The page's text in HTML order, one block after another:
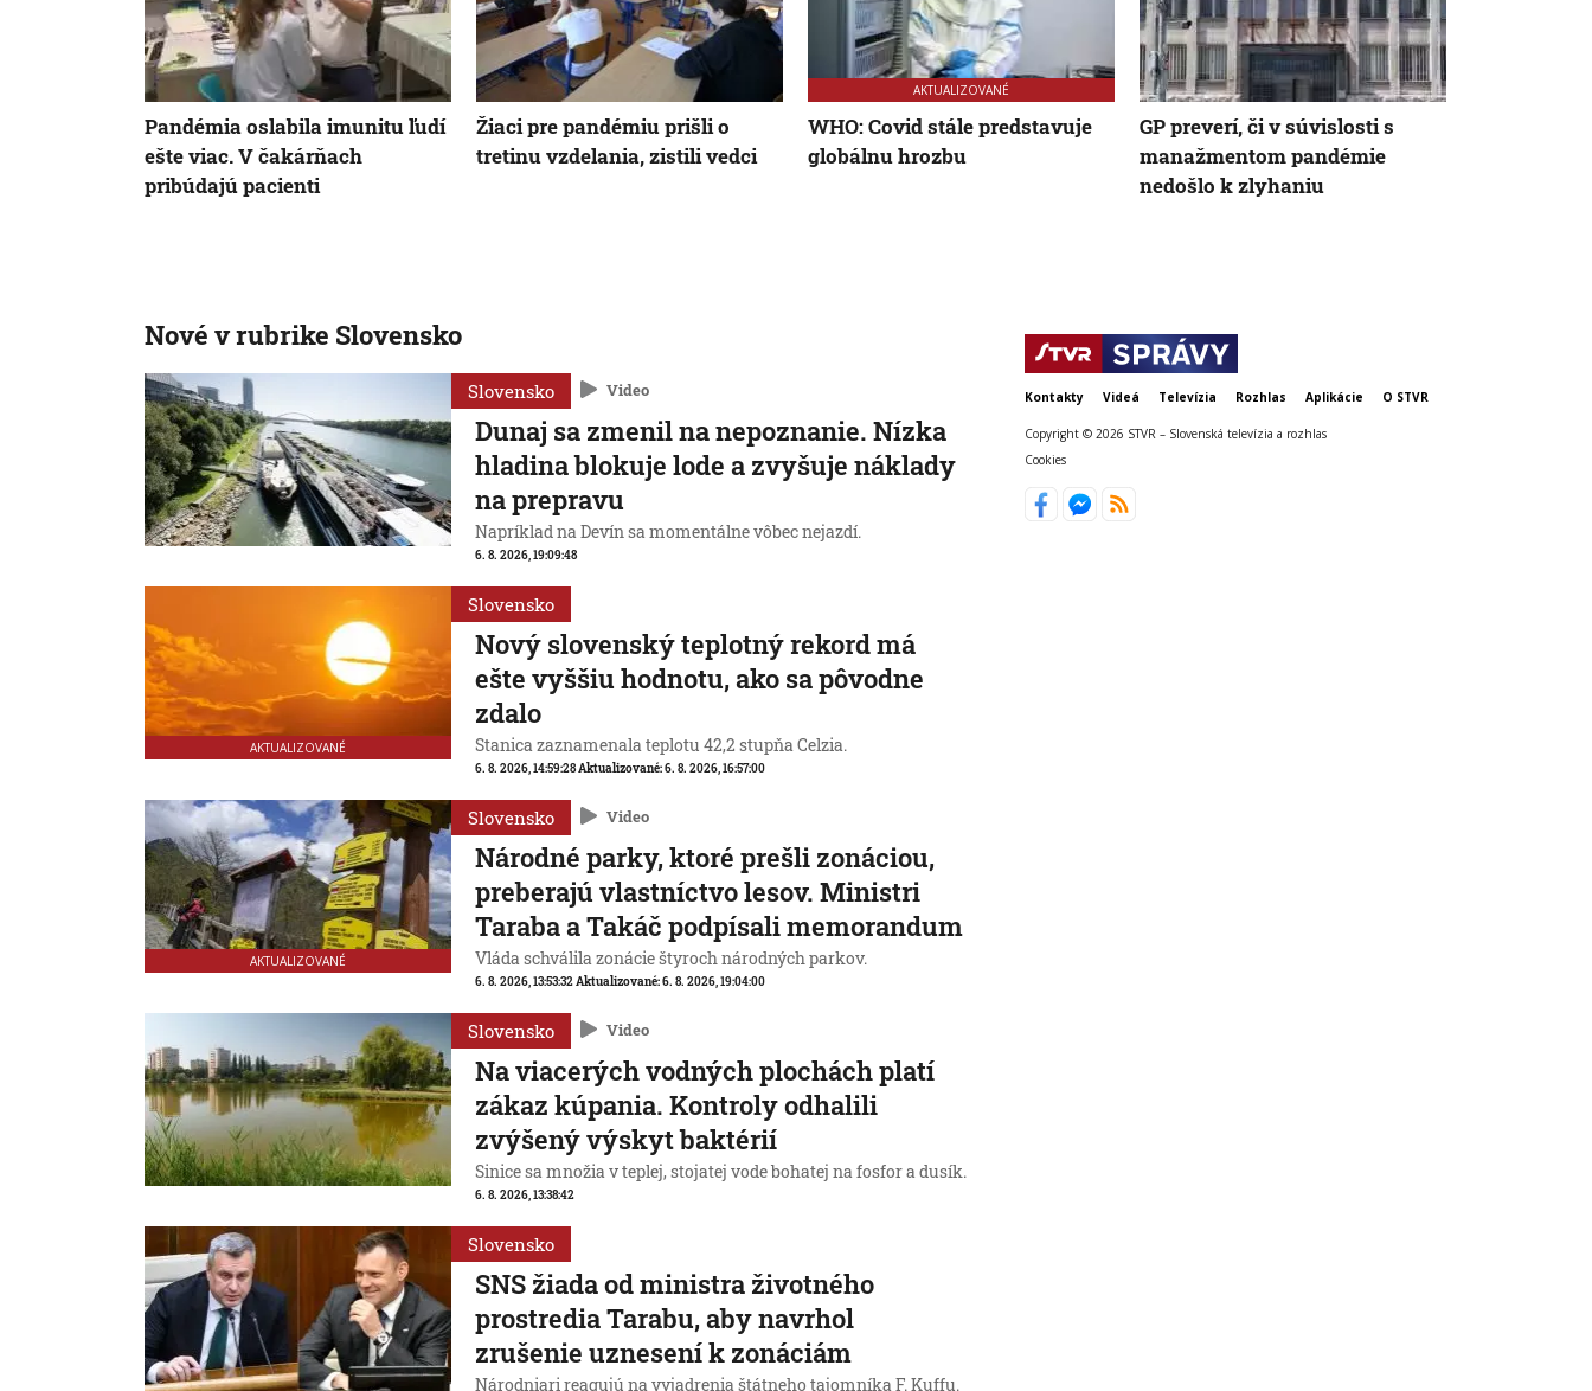
Pandémia oslabila imunitu ľudí
ešte viac. V čakárňach
pribúdajú pacienti
Žiaci pre pandémiu prišli o
tretinu vzdelania, zistili vedci
AKTUALIZOVANÉ
WHO: Covid stále predstavuje
globálnu hrozbu
GP preverí, či v súvislosti s
manažmentom pandémie
nedošlo k zlyhaniu
Nové v rubrike Slovensko
Slovensko Video
Dunaj sa zmenil na nepoznanie. Nízka
hladina blokuje lode a zvyšuje náklady
na prepravu
Napríklad na Devín sa momentálne vôbec nejazdí.
6. 8. 2026, 19:09:48
AKTUALIZOVANÉ
Slovensko
Nový slovenský teplotný rekord má
ešte vyššiu hodnotu, ako sa pôvodne
zdalo
Stanica zaznamenala teplotu 42,2 stupňa Celzia.
6. 8. 2026, 14:59:28Aktualizované:6. 8. 2026, 16:57:00
AKTUALIZOVANÉ
Slovensko Video
Národné parky, ktoré prešli zonáciou,
preberajú vlastníctvo lesov. Ministri
Taraba a Takáč podpísali memorandum
Vláda schválila zonácie štyroch národných parkov.
6. 8. 2026, 13:53:32 Aktualizované:6. 8. 2026, 19:04:00
Slovensko Video
Na viacerých vodných plochách platí
zákaz kúpania. Kontroly odhalili
zvýšený výskyt baktérií
Sinice sa množia v teplej, stojatej vode bohatej na fosfor a dusík.
6. 8. 2026, 13:38:42
Slovensko
SNS žiada od ministra životného
prostredia Tarabu, aby navrhol
zrušenie uznesení k zonáciám
Národniari reagujú na vyjadrenia štátneho tajomníka F. Kuffu.
Kontakty Videá Televízia Rozhlas Aplikácie O STVR
Copyright © 2026 STVR – Slovenská televízia a rozhlas
Cookies